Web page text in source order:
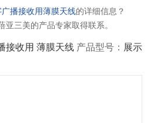
播接收用薄膜天线的详细信息？
亚三美的产品专家取得联系。
接收用 薄膜天线 产品型号： 展示